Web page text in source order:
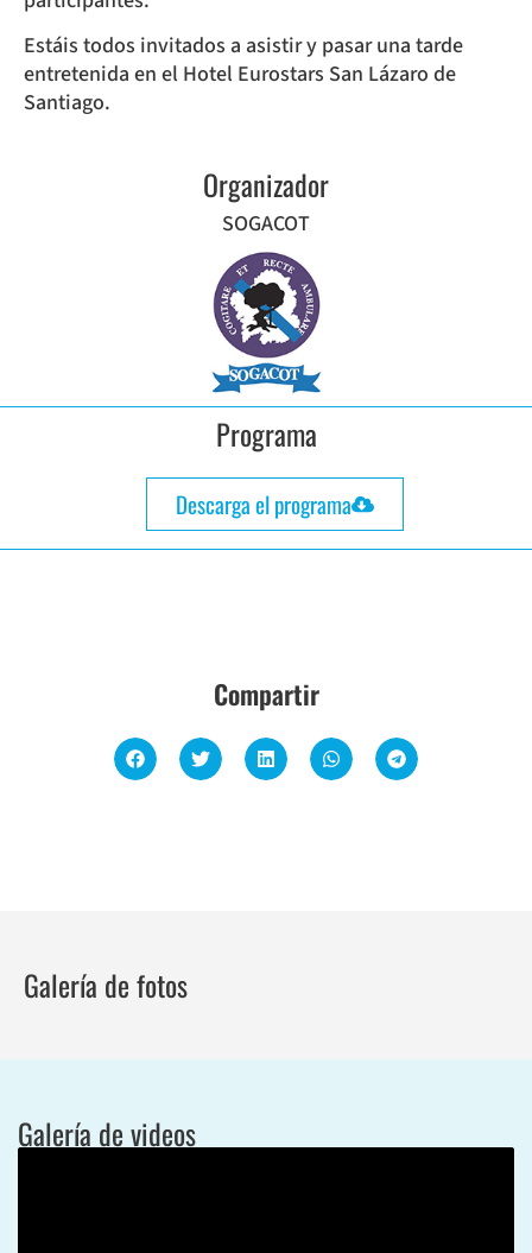
Estáis todos invitados a asistir y pasar una tarde
entretenida en el Hotel Eurostars San Lázaro de
Santiago.
Organizador
SOGACOT
Programa
Descarga el programa
Compartir
Galería de fotos
Galería de videos